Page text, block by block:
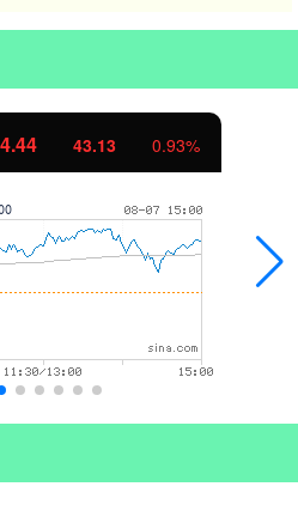
北证50 1134.24